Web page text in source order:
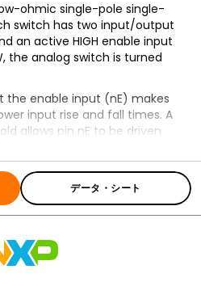
ohmic single-pole single-
switch has two input/output
an active HIGH enable input
the analog switch is turned
enable input (nE) makes
input rise and fall times. A
allows pin nE to be driven
without a significant
I
. This makes it possible
4.3 V signals with a 1.8 V
the need for logic level
with amplitude up to V
to nZ; or from nZ to nY. Its
and flatness (0.13 Ω) ensures
データ・シート